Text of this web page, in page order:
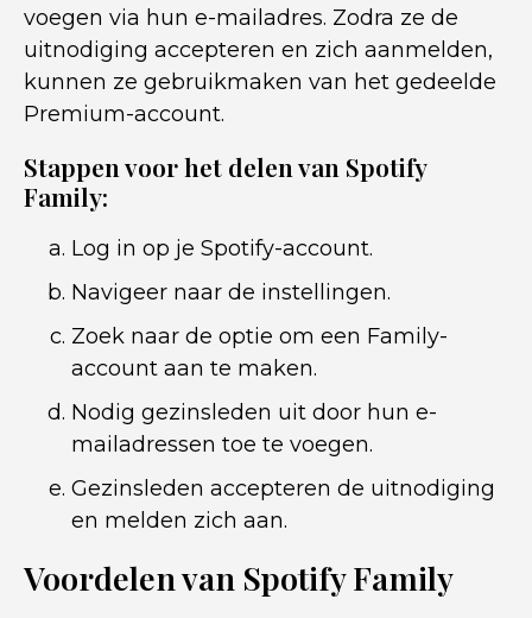
voegen via hun e-mailadres. Zodra ze de
uitnodiging accepteren en zich aanmelden,
kunnen ze gebruikmaken van het gedeelde
Premium-account.
Stappen voor het delen van Spotify
Family:
Log in op je Spotify-account.
Navigeer naar de instellingen.
Zoek naar de optie om een Family-
account aan te maken.
Nodig gezinsleden uit door hun e-
mailadressen toe te voegen.
Gezinsleden accepteren de uitnodiging
en melden zich aan.
Voordelen van Spotify Family